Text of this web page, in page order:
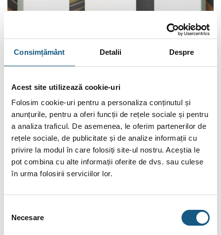
Consimțământ Detalii Despre
Acest site utilizează cookie-uri
Folosim cookie-uri pentru a personaliza conținutul și
anunțurile, pentru a oferi funcții de rețele sociale și pentru
a analiza traficul. De asemenea, le oferim partenerilor de
rețele sociale, de publicitate și de analize informații cu
privire la modul în care folosiți site-ul nostru. Aceștia le
pot combina cu alte informații oferite de dvs. sau culese
în urma folosirii serviciilor lor.
consimțământului
Necesare
familiei se bucură deja de avantajele unei centrale termice
Motan, indiferent care ar fi motivul pentru care dorești și tu să
instalezi o astfel de centrală în locuința ta, noi suntem aici să
te ajutăm să profiți cât de mult posibil de ea. Foarte mulți
clienți ai magazinului cazanencetrale.ro au găsi ajutor în seria
noastre de ghiduri pentru diferiți producători de centrale
termică Motan: ce înseamnă fiecare cod de eroare important,
poți rezolva singur și când […]